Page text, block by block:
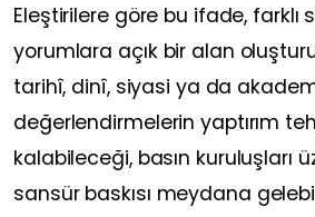
Eleştirilere göre bu ifade, farklı
yorumlara açık bir alan
tarihî, dinî, siyasi ya da
değerlendirmelerin yaptırım
kalabileceği, basın kuruluşları
sansür baskısı meydana